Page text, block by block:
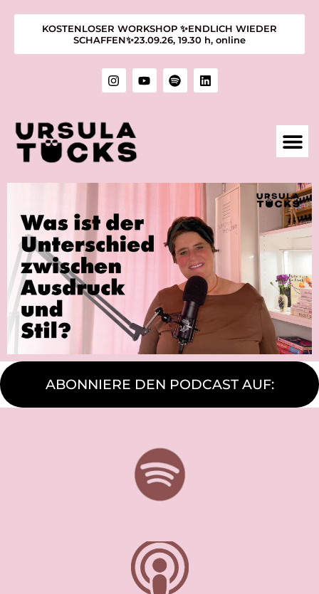
KOSTENLOSER WORKSHOP ✨ENDLICH WIEDER
SCHAFFEN✨23.09.26, 19.30 h, online
ABONNIERE DEN PODCAST AUF: